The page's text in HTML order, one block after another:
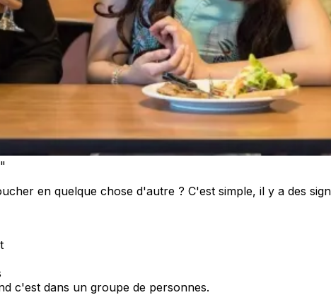
en quelque chose d'autre ? C'est simple, il y a des
c'est dans un groupe de personnes.